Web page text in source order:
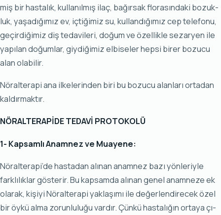
miş bir has­ta­lık, kul­la­nıl­mış ilaç, ba­ğır­sak flo­ra­sın­da­ki bo­zuk­
luk, ya­şa­dı­ğı­mız ev, iç­ti­ği­miz su, kul­lan­dı­ğı­mız cep te­le­fo­nu,
ge­çir­di­ği­miz diş te­da­vi­le­ri, do­ğum ve özel­lik­le se­zar­yen ile
ya­pı­lan do­ğum­lar, giy­di­ği­miz el­bi­se­ler hep­si bi­rer bo­zu­cu
alan ola­bi­lir.
Nö­ral­te­ra­pi ana il­ke­le­rin­den bi­ri bu bo­zu­cu alan­la­rı or­ta­dan
kal­dır­mak­tır.
NÖ­RAL­TE­RA­Pİ­DE TE­DA­Vİ PRO­TO­KO­LÜ
1- Kap­sam­lı Anam­nez ve Mu­aye­ne:
Nö­ral­te­ra­pi’de has­ta­dan alı­nan anam­nez ba­zı yön­le­riy­le
fark­lı­lık­lar gös­te­rir. Bu kap­sam­da alı­nan ge­nel anam­ne­ze ek
ola­rak, ki­şi­yi Nö­ral­te­ra­pi yak­la­şı­mı ile de­ğer­len­di­re­cek özel
bir öy­kü al­ma zo­run­lu­lu­ğu var­dır. Çün­kü has­ta­lı­ğın or­ta­ya çı­